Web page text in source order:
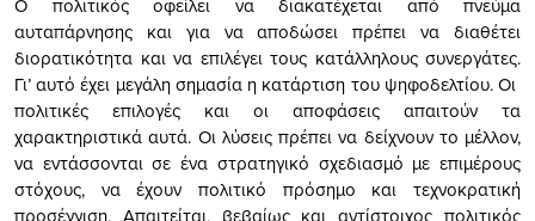
Ο πολιτικός οφείλει να διακατέχεται από πνεύμα
αυταπάρνησης και για να αποδώσει πρέπει να διαθέτει
διορατικότητα και να επιλέγει τους κατάλληλους συνεργάτες.
Γι’ αυτό έχει μεγάλη σημασία η κατάρτιση του ψηφοδελτίου. Οι
πολιτικές επιλογές και οι αποφάσεις απαιτούν τα
χαρακτηριστικά αυτά. Οι λύσεις πρέπει να δείχνουν το μέλλον,
να εντάσσονται σε ένα στρατηγικό σχεδιασμό με επιμέρους
στόχους, να έχουν πολιτικό πρόσημο και τεχνοκρατική
προσέγγιση. Απαιτείται, βεβαίως και αντίστοιχος πολιτικός